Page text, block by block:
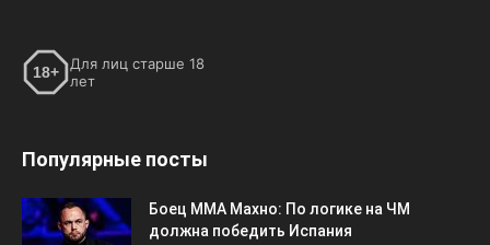
18+
Для лиц старше 18
лет
Популярные посты
Боец ММА Махно: По логике на ЧМ
должна победить Испания